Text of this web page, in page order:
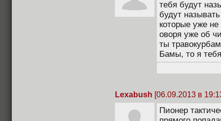
тебя будут
будут
которые уже
оворя уже об
ты
Бамы, то я
Lexabush [06.09.2013 в
Пионер